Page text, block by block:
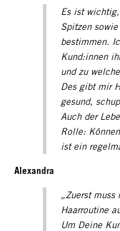
Es ist
Spitzen
bestimmen.
Kund:innen
und zu
Des gibt mir
gesund,
Auch der
Rolle:
ist ein
Alexandra
„Zuerst
Haarroutine
Um Deine